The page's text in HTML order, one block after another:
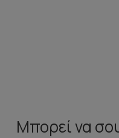
Μπορεί να